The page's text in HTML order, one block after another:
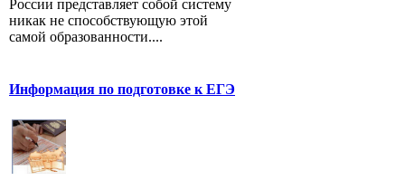
России представляет собой систему
никак не способствующую этой
самой образованности....
Информация по подготовке к ЕГЭ